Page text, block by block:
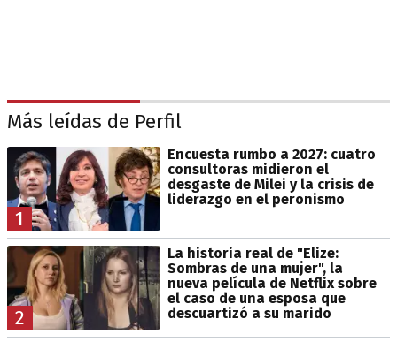
Más leídas de Perfil
1
Encuesta rumbo a 2027: cuatro
consultoras midieron el
desgaste de Milei y la crisis de
liderazgo en el peronismo
2
La historia real de "Elize:
Sombras de una mujer", la
nueva película de Netflix sobre
el caso de una esposa que
descuartizó a su marido